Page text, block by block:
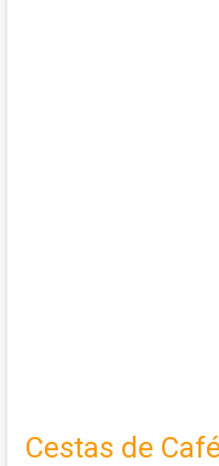
Cestas de